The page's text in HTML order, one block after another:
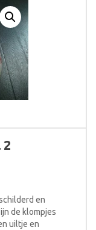
en
de klompjes
uiltje en